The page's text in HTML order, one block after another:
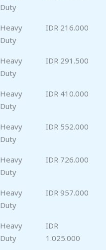
Duty
Heavy
Duty
IDR 216.000
Heavy
Duty
IDR 291.500
Heavy
Duty
IDR 410.000
Heavy
Duty
IDR 552.000
Heavy
Duty
IDR 726.000
Heavy
Duty
IDR 957.000
Heavy
Duty
IDR
1.025.000